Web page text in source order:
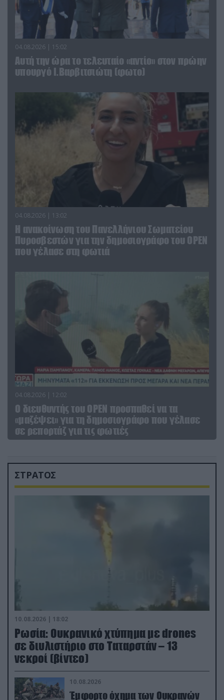
04.08.2026 | 15:02
Αυτή την ώρα το τελευταίο «αντίο» στον πρώην
υπουργό Ι.Βαρβιτσιώτη (φωτο)
04.08.2026 | 13:02
Η ανακοίνωση του Πανελλήνιου Σωματείου
Πυροσβεστών για την δημοσιογράφο του OPEN
που γέλασε στη φωτιά
04.08.2026 | 12:02
O διευθυντής του OPEN προσπαθεί να τα
«μαζέψει» για τη δημοσιογράφο που γέλασε
σε ρεπορτάζ για τις φωτιές
ΣΤΡΑΤΟΣ
10.08.2026 | 18:02
Ρωσία: Ουκρανικό χτύπημα με drones
σε διυλιστήριο στο Ταταρστάν – 13
νεκροί (βίντεο)
10.08.2026
Έμφορτο όχημα των Ουκρανών